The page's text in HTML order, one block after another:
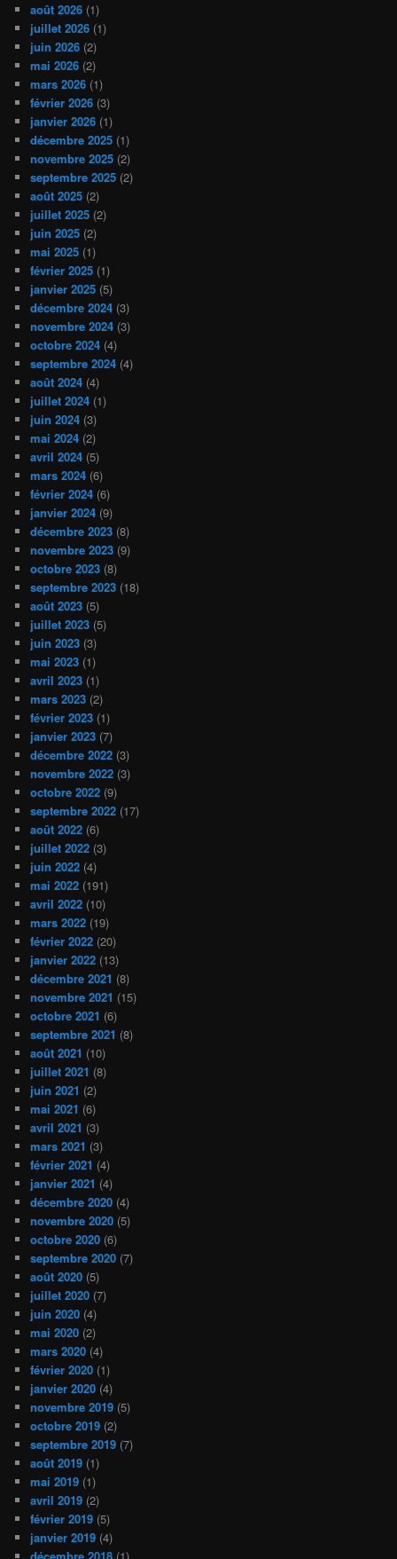
août 2026 (1)
juillet 2026 (1)
juin 2026 (2)
mai 2026 (2)
mars 2026 (1)
février 2026 (3)
janvier 2026 (1)
décembre 2025 (1)
novembre 2025 (2)
septembre 2025 (2)
août 2025 (2)
juillet 2025 (2)
juin 2025 (2)
mai 2025 (1)
février 2025 (1)
janvier 2025 (5)
décembre 2024 (3)
novembre 2024 (3)
octobre 2024 (4)
septembre 2024 (4)
août 2024 (4)
juillet 2024 (1)
juin 2024 (3)
mai 2024 (2)
avril 2024 (5)
mars 2024 (6)
février 2024 (6)
janvier 2024 (9)
décembre 2023 (8)
novembre 2023 (9)
octobre 2023 (8)
septembre 2023 (18)
août 2023 (5)
juillet 2023 (5)
juin 2023 (3)
mai 2023 (1)
avril 2023 (1)
mars 2023 (2)
février 2023 (1)
janvier 2023 (7)
décembre 2022 (3)
novembre 2022 (3)
octobre 2022 (9)
septembre 2022 (17)
août 2022 (6)
juillet 2022 (3)
juin 2022 (4)
mai 2022 (191)
avril 2022 (10)
mars 2022 (19)
février 2022 (20)
janvier 2022 (13)
décembre 2021 (8)
novembre 2021 (15)
octobre 2021 (6)
septembre 2021 (8)
août 2021 (10)
juillet 2021 (8)
juin 2021 (2)
mai 2021 (6)
avril 2021 (3)
mars 2021 (3)
février 2021 (4)
janvier 2021 (4)
décembre 2020 (4)
novembre 2020 (5)
octobre 2020 (6)
septembre 2020 (7)
août 2020 (5)
juillet 2020 (7)
juin 2020 (4)
mai 2020 (2)
mars 2020 (4)
février 2020 (1)
janvier 2020 (4)
novembre 2019 (5)
octobre 2019 (2)
septembre 2019 (7)
août 2019 (1)
mai 2019 (1)
avril 2019 (2)
février 2019 (5)
janvier 2019 (4)